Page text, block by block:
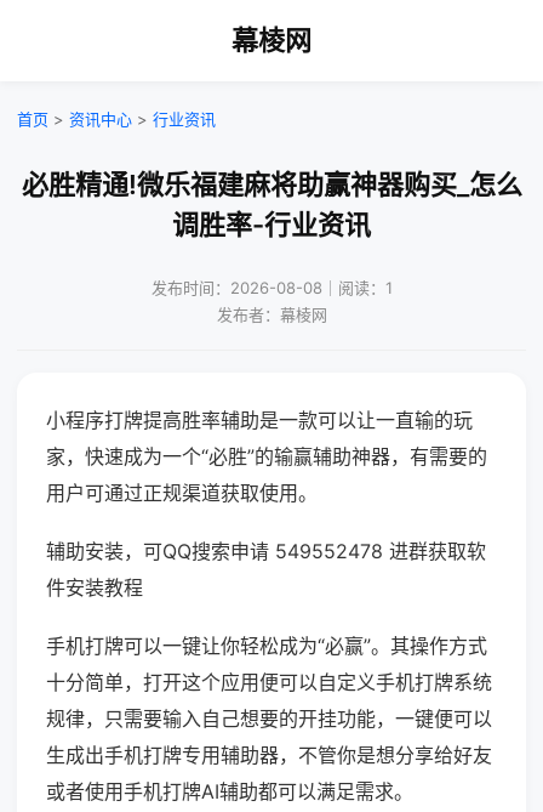
幕棱网
首页 > 资讯中心 > 行业资讯
必胜精通!微乐福建麻将助赢神器购买_怎么
调胜率-行业资讯
发布时间：2026-08-08｜阅读：1
发布者：幕棱网
小程序打牌提高胜率辅助是一款可以让一直输的玩
家，快速成为一个“必胜”的输赢辅助神器，有需要的
用户可通过正规渠道获取使用。
辅助安装，可QQ搜索申请 549552478 进群获取软
件安装教程
手机打牌可以一键让你轻松成为“必赢”。其操作方式
十分简单，打开这个应用便可以自定义手机打牌系统
规律，只需要输入自己想要的开挂功能，一键便可以
生成出手机打牌专用辅助器，不管你是想分享给好友
或者使用手机打牌AI辅助都可以满足需求。